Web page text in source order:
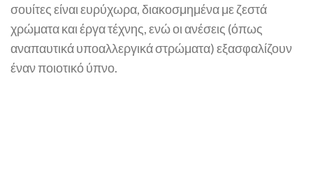
σουίτες είναι ευρύχωρα, διακοσμημένα με ζεστά
χρώματα και έργα τέχνης, ενώ οι ανέσεις (όπως
αναπαυτικά υποαλλεργικά στρώματα) εξασφαλίζουν
έναν ποιοτικό ύπνο​.